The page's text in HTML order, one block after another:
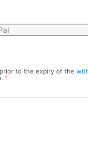
to the expiry of the
*